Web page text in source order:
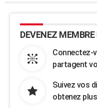
DEVENEZ
Connectez-
partagent
Suivez vos
obtenez